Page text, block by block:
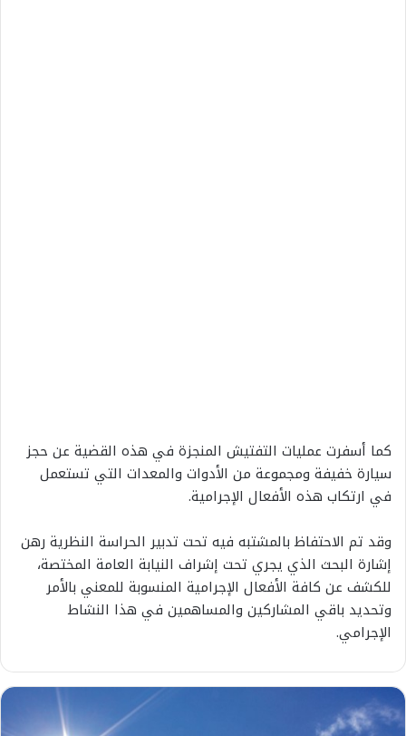
كما أسفرت عمليات التفتيش المنجزة في هذه القضية عن حجز
سيارة خفيفة ومجموعة من الأدوات والمعدات التي تستعمل
في ارتكاب هذه الأفعال الإجرامية.
وقد تم الاحتفاظ بالمشتبه فيه تحت تدبير الحراسة النظرية رهن
إشارة البحث الذي يجري تحت إشراف النيابة العامة المختصة،
للكشف عن كافة الأفعال الإجرامية المنسوبة للمعني بالأمر
وتحديد باقي المشاركين والمساهمين في هذا النشاط
الإجرامي.
ط
ق